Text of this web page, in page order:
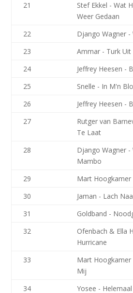
21
Stef Ekkel - Wat
Weer Gedaan
22
Django Wagner
23
Ammar - Turk Uit
24
Jeffrey Heesen -
25
Snelle - In M'n
26
Jeffrey Heesen -
27
Rutger van
Te Laat
28
Django Wagner -
Mambo
29
Mart
30
Jaman - Lach
31
Goldband -
32
Ofenbach & Ella
Hurricane
33
Mart Hoogkamer
Mij
34
Yosee -